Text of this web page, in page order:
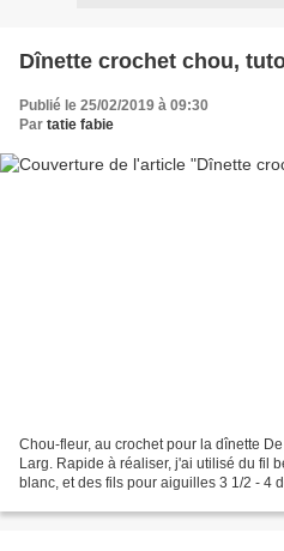
Dînette crochet chou,
Publié le 25/02/2019 à 09:30
Par tatie fabie
Chou-fleur, au crochet pour la dînette
Larg. Rapide à réaliser, j'ai utilisé du fil
blanc, et des fils pour aiguilles 3 1/2 - 4